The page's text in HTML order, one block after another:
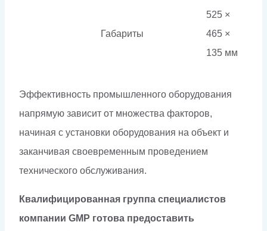
Габариты
525 ×
465 ×
135 мм
Эффективность промышленного оборудования
напрямую зависит от множества факторов,
начиная с установки оборудования на объект и
заканчивая своевременным проведением
технического обслуживания.
Квалифицированная группа специалистов
компании GMP готова предоставить